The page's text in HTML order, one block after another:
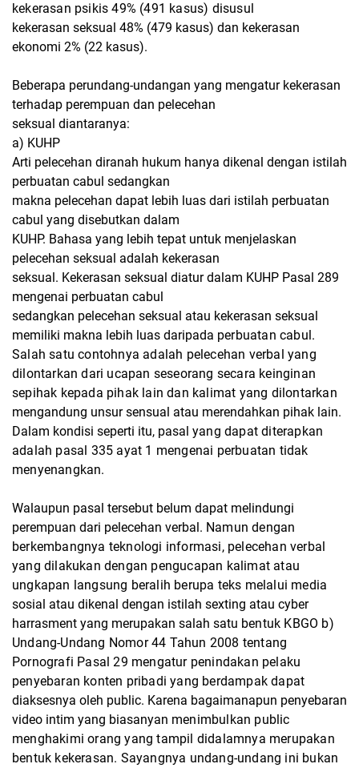
kekerasan psikis 49% (491 kasus) disusul
kekerasan seksual 48% (479 kasus) dan kekerasan
ekonomi 2% (22 kasus).
Beberapa perundang-undangan yang mengatur kekerasan
terhadap perempuan dan pelecehan
seksual diantaranya:
a) KUHP
Arti pelecehan diranah hukum hanya dikenal dengan istilah
perbuatan cabul sedangkan
makna pelecehan dapat lebih luas dari istilah perbuatan
cabul yang disebutkan dalam
KUHP. Bahasa yang lebih tepat untuk menjelaskan
pelecehan seksual adalah kekerasan
seksual. Kekerasan seksual diatur dalam KUHP Pasal 289
mengenai perbuatan cabul
sedangkan pelecehan seksual atau kekerasan seksual
memiliki makna lebih luas daripada perbuatan cabul.
Salah satu contohnya adalah pelecehan verbal yang
dilontarkan dari ucapan seseorang secara keinginan
sepihak kepada pihak lain dan kalimat yang dilontarkan
mengandung unsur sensual atau merendahkan pihak lain.
Dalam kondisi seperti itu, pasal yang dapat diterapkan
adalah pasal 335 ayat 1 mengenai perbuatan tidak
menyenangkan.
Walaupun pasal tersebut belum dapat melindungi
perempuan dari pelecehan verbal. Namun dengan
berkembangnya teknologi informasi, pelecehan verbal
yang dilakukan dengan pengucapan kalimat atau
ungkapan langsung beralih berupa teks melalui media
sosial atau dikenal dengan istilah sexting atau cyber
harrasment yang merupakan salah satu bentuk KBGO b)
Undang-Undang Nomor 44 Tahun 2008 tentang
Pornografi Pasal 29 mengatur penindakan pelaku
penyebaran konten pribadi yang berdampak dapat
diaksesnya oleh public. Karena bagaimanapun penyebaran
video intim yang biasanyan menimbulkan public
menghakimi orang yang tampil didalamnya merupakan
bentuk kekerasan. Sayangnya undang-undang ini bukan